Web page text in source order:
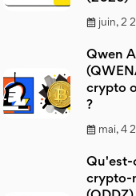
juin, 2
Qwen
crypto
?
mai, 4
Qu'est-
crypto-